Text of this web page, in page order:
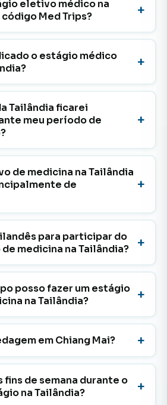
eletivo médico na
Med Trips?
o estágio médico
Tailândia ficarei
meu período de
de medicina na Tailândia
de
para participar do
medicina na Tailândia?
posso fazer um estágio
na Tailândia?
em Chiang Mai?
fins de semana durante o
na Tailândia?